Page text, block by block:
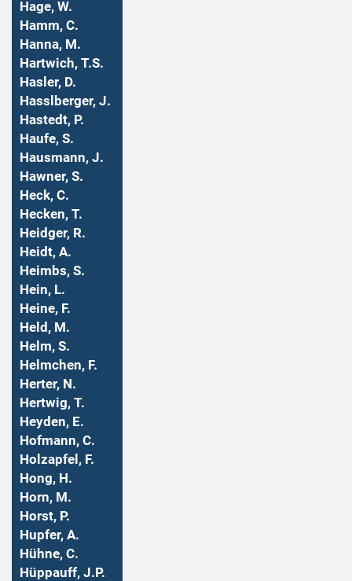
Hage, W.
Hamm, C.
Hanna, M.
Hartwich, T.S.
Hasler, D.
Hasslberger, J.
Hastedt, P.
Haufe, S.
Hausmann, J.
Hawner, S.
Heck, C.
Hecken, T.
Heidger, R.
Heidt, A.
Heimbs, S.
Hein, L.
Heine, F.
Held, M.
Helm, S.
Helmchen, F.
Herter, N.
Hertwig, T.
Heyden, E.
Hofmann, C.
Holzapfel, F.
Hong, H.
Horn, M.
Horst, P.
Hupfer, A.
Hühne, C.
Hüppauff, J.P.